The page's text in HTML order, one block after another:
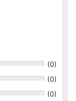
(0)
(0)
(0)